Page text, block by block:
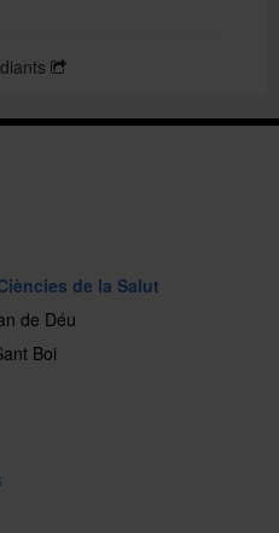
de la Salut
de Déu
Boi